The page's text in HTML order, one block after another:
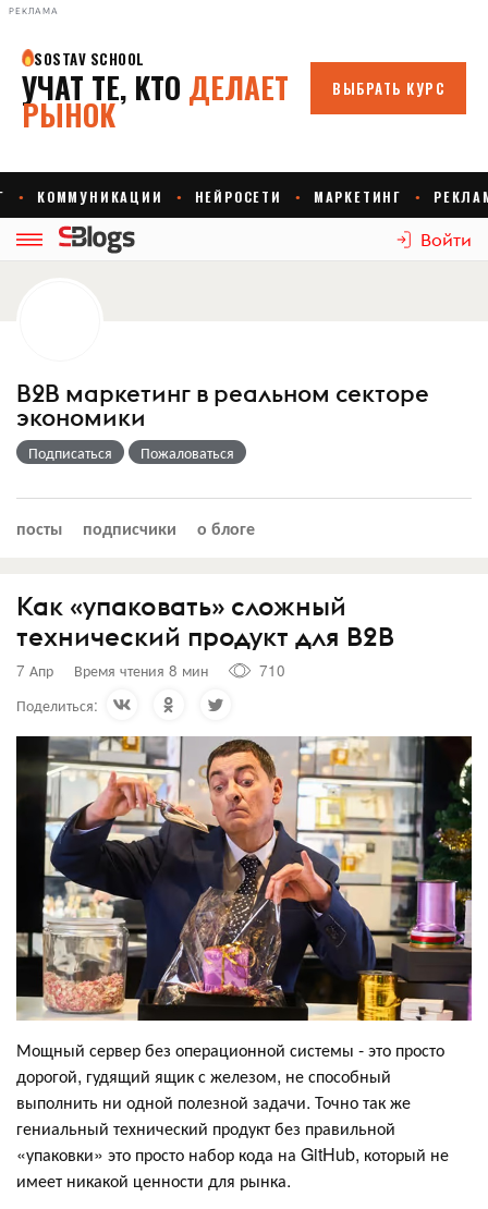
РЕКЛАМА
Войти
B2B маркетинг в реальном секторе
экономики
Подписаться Пожаловаться
посты подписчики о блоге
Как «упаковать» сложный
технический продукт для B2B
7 Апр Время чтения 8 мин
710
Поделиться:
Мощный сервер без операционной системы - это просто
дорогой, гудящий ящик с железом, не способный
выполнить ни одной полезной задачи. Точно так же
гениальный технический продукт без правильной
«упаковки» это просто набор кода на GitHub, который не
имеет никакой ценности для рынка.